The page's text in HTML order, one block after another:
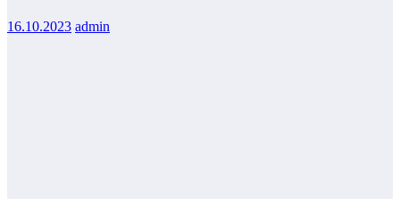
16.10.2023 admin